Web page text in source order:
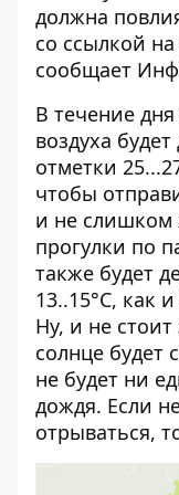
должна
со ссылкой
сообщает
В течение
воздуха
отметки
чтобы
и не слишком
прогулки по
также будет
13..15°C, как
Ну, и не
солнце будет
не будет ни
дождя. Если
отрываться,